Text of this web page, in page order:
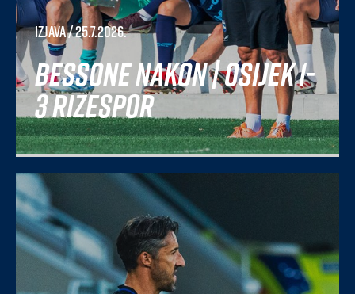
Izjava/ 25.7.2026.
Bessone nakon | Osijek 1-
3 Rizespor